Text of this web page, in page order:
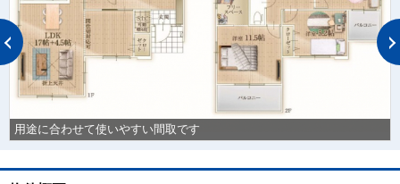
用途に合わせて使いやすい間取です